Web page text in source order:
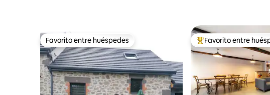
Favorito entre huéspedes
Favorito entre huéspedes De los mejores en
Favorito entre